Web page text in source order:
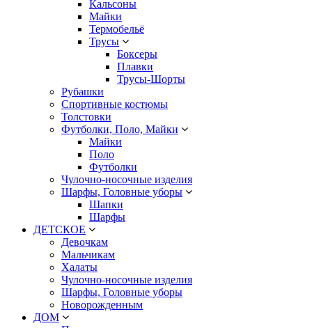
Кальсоны
Майки
Термобельё
Трусы
Боксеры
Плавки
Трусы-Шорты
Рубашки
Спортивные костюмы
Толстовки
Футболки, Поло, Майки
Майки
Поло
Футболки
Чулочно-носочные изделия
Шарфы, Головные уборы
Шапки
Шарфы
ДЕТСКОЕ
Девочкам
Мальчикам
Халаты
Чулочно-носочные изделия
Шарфы, Головные уборы
Новорожденным
ДОМ